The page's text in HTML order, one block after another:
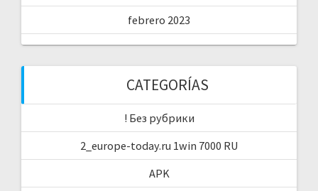
febrero 2023
CATEGORÍAS
! Без рубрики
2_europe-today.ru 1win 7000 RU
APK